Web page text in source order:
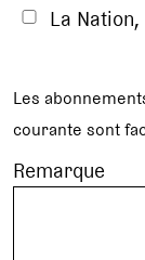
La
Les
courante sont
Remarque